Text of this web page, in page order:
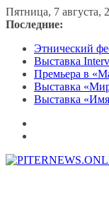
Перейти
к
Пятница, 7 августа,
Последние:
Этнический
Выставка
Премьера в
Выставка
Выставка